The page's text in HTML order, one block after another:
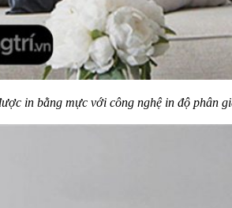
in bằng mực với công nghệ in độ phân